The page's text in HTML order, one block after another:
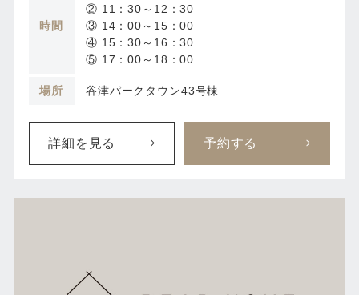
時間
② 11：30～12：30
③ 14：00～15：00
④ 15：30～16：30
⑤ 17：00～18：00
場所 谷津パークタウン43号棟
詳細を見る 予約する